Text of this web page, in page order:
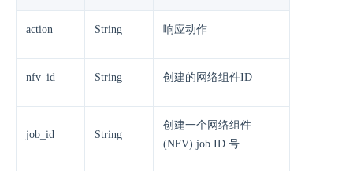
action String 响应动作
nfv_id String 创建的网络组件ID
job_id String
创建一个网络组件
(NFV) job ID 号